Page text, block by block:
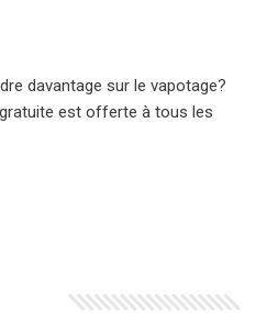
davantage sur le vapotage?
est offerte à tous les